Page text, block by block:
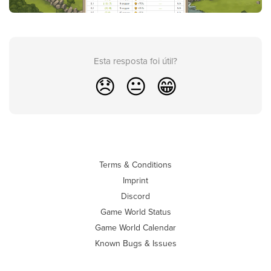
Esta resposta foi útil?
😞 😐 😁
Terms & Conditions
Imprint
Discord
Game World Status
Game World Calendar
Known Bugs & Issues